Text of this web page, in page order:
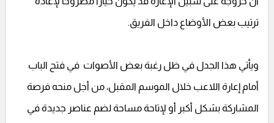
ترتيب بعض الأوضاع داخل الفريق.
ويأتي هذا الجدل في ظل رغبة بعض الأصوات في فتح الباب
أمام إعارة اللاعب خلال الموسم المقبل، من أجل منحه فرصة
المشاركة بشكل أكبر أو لإتاحة مساحة لضم عناصر جديدة في